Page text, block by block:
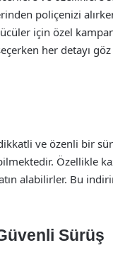
poliçenizi
için özel
her detayı
ve özenli bir
Özellikle
alabilirler. Bu
Sürüş